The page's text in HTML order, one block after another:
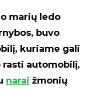
marių ledo
buvo
kuriame gali
rasti automobilį,
narai žmonių